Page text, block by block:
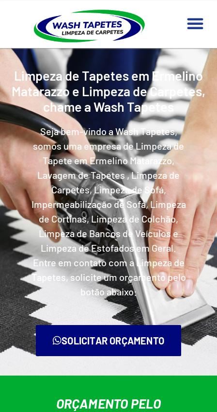
Limpeza de Tapetes em Ermelino
Matarazzo e Limpeza de Carpetes,
chame a Wash Tapetes
Seja bem-vindo a Wash Tapetes,
somos uma empresa de Limpeza de
Tapete em Ermelino Matarazzo,
Lavagem de Tapetes , Limpeza de
Carpetes, Limpeza de Sofá,
Impermeabilização de Sofá, Limpeza
de Cortinas, Limpeza de Colchão,
Limpeza de Bancos de Veículos e
Limpeza de Estofados em Geral.
Entre em contato com a Limpeza de
Tapetes, solicite um orçamento pelo
botão abaixo:
SOLICITAR ORÇAMENTO
ORÇAMENTO PELO